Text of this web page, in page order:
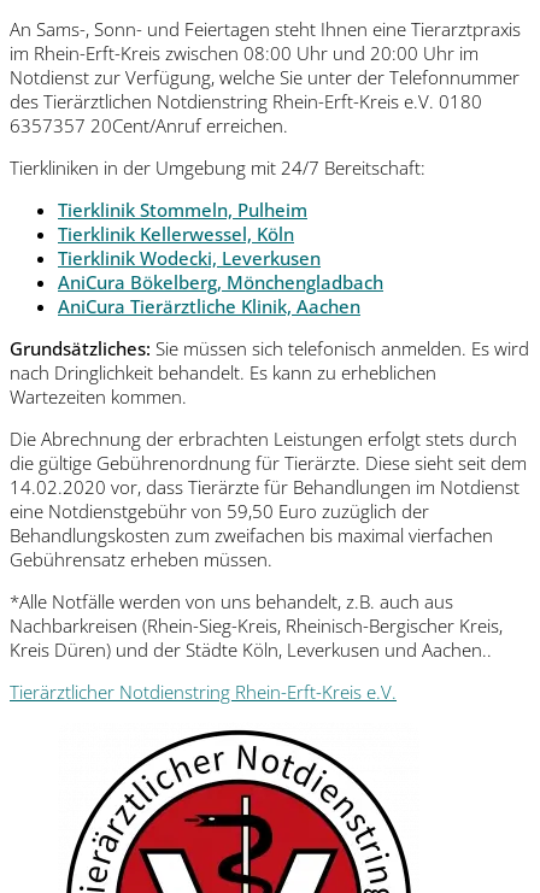
An Sams-, Sonn- und Feiertagen steht Ihnen eine Tierarztpraxis
im Rhein-Erft-Kreis zwischen 08:00 Uhr und 20:00 Uhr im
Notdienst zur Verfügung, welche Sie unter der Telefonnummer
des Tierärztlichen Notdienstring Rhein-Erft-Kreis e.V. 0180
6357357 20Cent/Anruf erreichen.
Tierkliniken in der Umgebung mit 24/7 Bereitschaft:
Tierklinik Stommeln, Pulheim
Tierklinik Kellerwessel, Köln
Tierklinik Wodecki, Leverkusen
AniCura Bökelberg, Mönchengladbach
AniCura Tierärztliche Klinik, Aachen
Grundsätzliches: Sie müssen sich telefonisch anmelden. Es wird
nach Dringlichkeit behandelt. Es kann zu erheblichen
Wartezeiten kommen.
Die Abrechnung der erbrachten Leistungen erfolgt stets durch
die gültige Gebührenordnung für Tierärzte. Diese sieht seit dem
14.02.2020 vor, dass Tierärzte für Behandlungen im Notdienst
eine Notdienstgebühr von 59,50 Euro zuzüglich der
Behandlungskosten zum zweifachen bis maximal vierfachen
Gebührensatz erheben müssen.
*Alle Notfälle werden von uns behandelt, z.B. auch aus
Nachbarkreisen (Rhein-Sieg-Kreis, Rheinisch-Bergischer Kreis,
Kreis Düren) und der Städte Köln, Leverkusen und Aachen..
Tierärztlicher Notdienstring Rhein-Erft-Kreis e.V.